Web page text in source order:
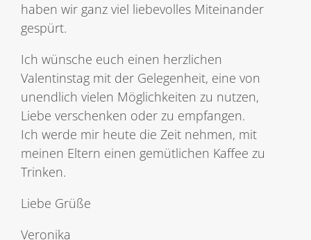
haben wir ganz viel liebevolles Miteinander
gespürt.
Ich wünsche euch einen herzlichen
Valentinstag mit der Gelegenheit, eine von
unendlich vielen Möglichkeiten zu nutzen,
Liebe verschenken oder zu empfangen.
Ich werde mir heute die Zeit nehmen, mit
meinen Eltern einen gemütlichen Kaffee zu
Trinken.
Liebe Grüße
Veronika